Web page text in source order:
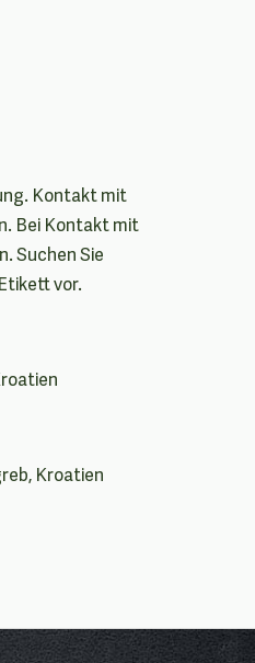
Kontakt mit
Bei Kontakt mit
Suchen Sie
vor.
Kroatien